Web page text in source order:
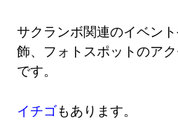
サクランボ関連のイベン
飾、フォトスポットのア
です。
イチゴもあります。